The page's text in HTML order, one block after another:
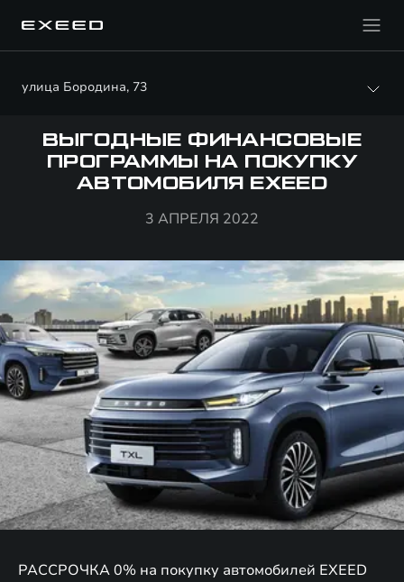
улица Бородина, 73
ВЫГОДНЫЕ ФИНАНСОВЫЕ
ПРОГРАММЫ НА ПОКУПКУ
АВТОМОБИЛЯ EXEED
3 АПРЕЛЯ 2022
РАССРОЧКА 0% на покупку автомобилей EXEED